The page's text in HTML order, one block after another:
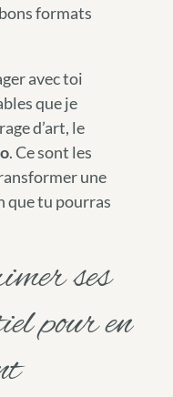
formats
avec toi
que je
d’art, le
. Ce sont les
une
que tu pourras
ses
pour en